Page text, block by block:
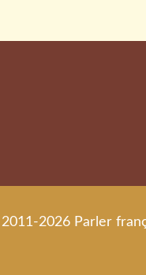
2026 Parler